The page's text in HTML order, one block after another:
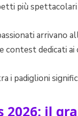
più spettacolari
arrivano
contest dedicati
i padiglioni